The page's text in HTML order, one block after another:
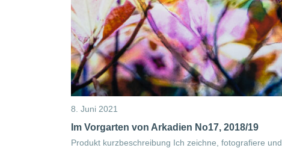
8. Juni 2021
Im Vorgarten von Arkadien No17, 2018/19
Produkt kurzbeschreibung Ich zeichne, fotografiere und